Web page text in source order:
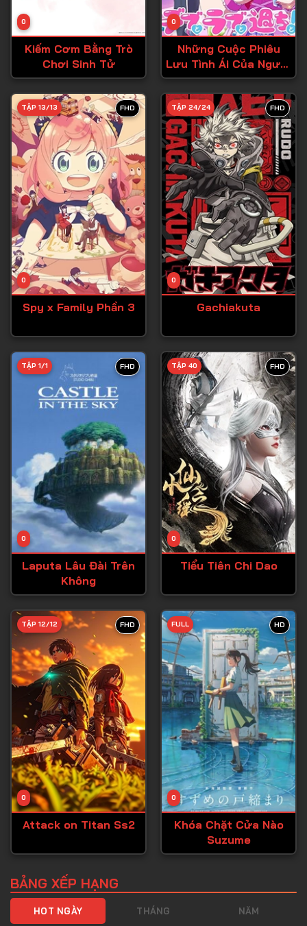
Tập 14
Tập 15
Tập 16
Tập 17
Tập 18
Tập 19
Tập 20
Tập 21
Tập 22
Tập 23
Tập 24
Tập 25
Tập 26
Tập 29
Tập 30
Tập 32
Tập 33
Tập 34
Tập 35
Tập 36
Tập 39
Tập 40
Tập 41
Tập 42
Tập 43
Tập 44
Tập 45
Tập 46
Tập 47
Tập 49
0
Kiếm Cơm Bằng Trò
Chơi Sinh Tử
0
Những Cuộc Phiêu
Lưu Tình Ái Của Người
Ngoại Cỡ!
FHD
0
TẬP 13/13
Spy x Family Phần 3
FHD
0
TẬP 24/24
Gachiakuta
FHD
0
TẬP 1/1
Laputa Lâu Đài Trên
Không
FHD
0
TẬP 40
Tiểu Tiên Chi Dao
FHD
0
TẬP 12/12
Attack on Titan Ss2
HD
0
FULL
Khóa Chặt Cửa Nào
Suzume
BẢNG XẾP HẠNG
HOT NGÀY THÁNG NĂM